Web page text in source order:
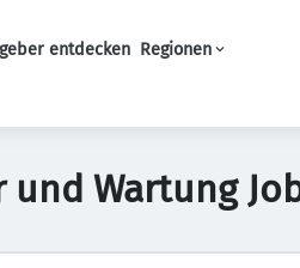
entdecken Regionen
Wartung